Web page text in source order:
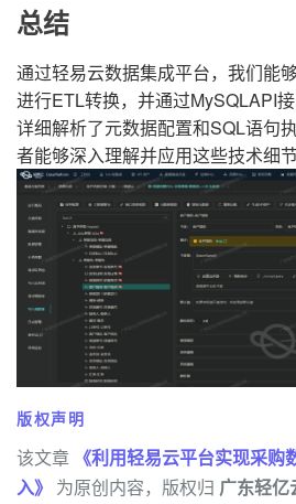
总结
通过轻易云数据集成平台，我们能
进行ETL转换，并通过MySQLAPI
详细解析了元数据配置和SQL语句
者能够深入理解并应用这些技术细节
版权声明
该文章 《利用轻易云平台实现采
入》 为原创内容，版权归 广东轻亿